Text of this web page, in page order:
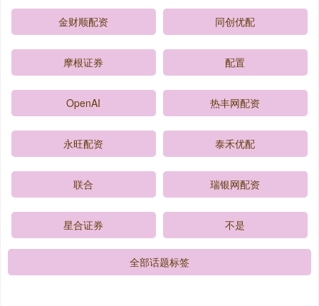
金财顺配资 同创优配
摩根证券 配置
OpenAI 热丰网配资
永旺配资 泰禾优配
联合 瑞银网配资
星合证券 不是
全部话题标签